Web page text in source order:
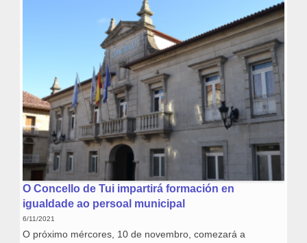
O Concello de Tui impartirá formación en
igualdade ao persoal municipal
6/11/2021
O próximo mércores, 10 de novembro, comezará a